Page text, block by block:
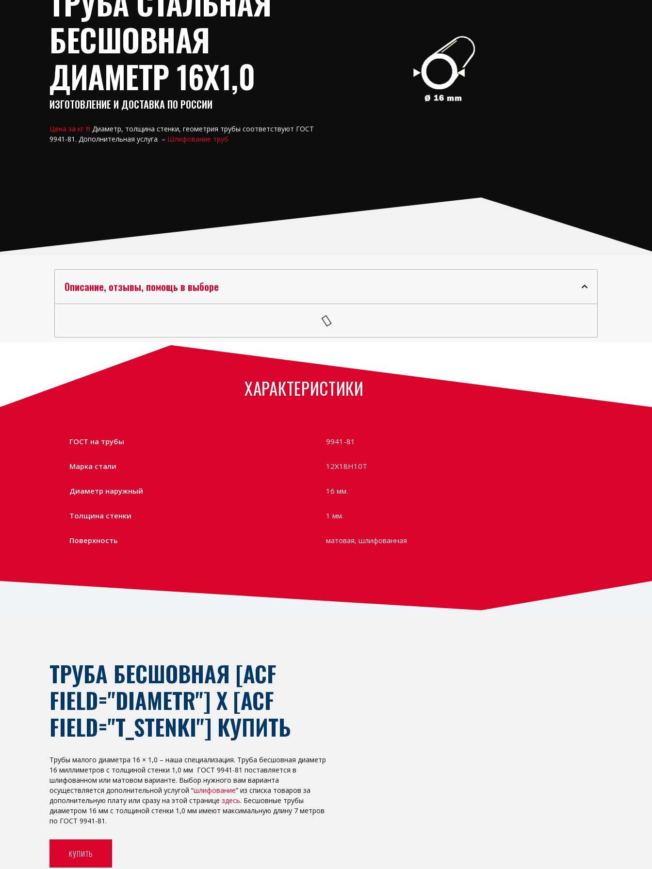
БЕСШОВНАЯ
ДИАМЕТР 16Х1,0
ИЗГОТОВЛЕНИЕ И ДОСТАВКА ПО РОССИИ
Цена за кг !!! Диаметр, толщина стенки, геометрия трубы соответствуют ГОСТ
9941-81. Дополнительная услуга – Шлифование труб
Описание, отзывы, помощь в выборе
ХАРАКТЕРИСТИКИ
ГОСТ на трубы 9941-81
Марка стали 12X18H10T
Диаметр наружный 16 мм.
Толщина стенки 1 мм.
Поверхность матовая, шлифованная
ТРУБА БЕСШОВНАЯ [ACF
FIELD="DIAMETR"] Х [ACF
FIELD="T_STENKI"] КУПИТЬ
Трубы малого диаметра 16 × 1,0 – наша специализация. Труба бесшовная диаметр
16 миллиметров с толщиной стенки 1,0 мм ГОСТ 9941-81 поставляется в
шлифованном или матовом варианте. Выбор нужного вам варианта
осуществляется дополнительной услугой “шлифование” из списка товаров за
дополнительную плату или сразу на этой странице здесь. Бесшовные трубы
диаметром 16 мм с толщиной стенки 1,0 мм имеют максимальную длину 7 метров
по ГОСТ 9941-81.
КУПИТЬ